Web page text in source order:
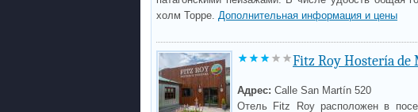
холм Торре. Дополнительная информация и цены
Fitz Roy Hostería de
Адрес: Calle San Martín 520
Отель Fitz Roy расположен в